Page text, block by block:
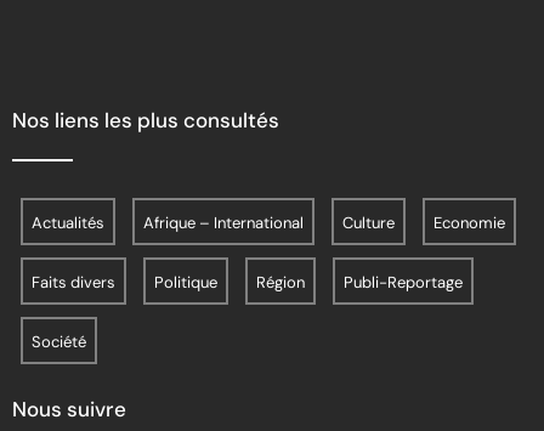
Nos liens les plus consultés
Actualités Afrique – International Culture Economie
Faits divers Politique Région Publi-Reportage
Société
Nous suivre